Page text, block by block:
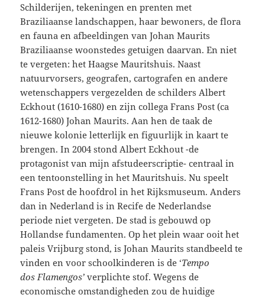
Schilderijen, tekeningen en prenten met
Braziliaanse landschappen, haar bewoners, de flora
en fauna en afbeeldingen van Johan Maurits
Braziliaanse woonstedes getuigen daarvan. En niet
te vergeten: het Haagse Mauritshuis. Naast
natuurvorsers, geografen, cartografen en andere
wetenschappers vergezelden de schilders Albert
Eckhout (1610-1680) en zijn collega Frans Post (ca
1612-1680) Johan Maurits. Aan hen de taak de
nieuwe kolonie letterlijk en figuurlijk in kaart te
brengen. In 2004 stond Albert Eckhout -de
protagonist van mijn afstudeerscriptie- centraal in
een tentoonstelling in het Mauritshuis. Nu speelt
Frans Post de hoofdrol in het Rijksmuseum. Anders
dan in Nederland is in Recife de Nederlandse
periode niet vergeten. De stad is gebouwd op
Hollandse fundamenten. Op het plein waar ooit het
paleis Vrijburg stond, is Johan Maurits standbeeld te
vinden en voor schoolkinderen is de ‘Tempo
dos Flamengos’ verplichte stof. Wegens de
economische omstandigheden zou de huidige